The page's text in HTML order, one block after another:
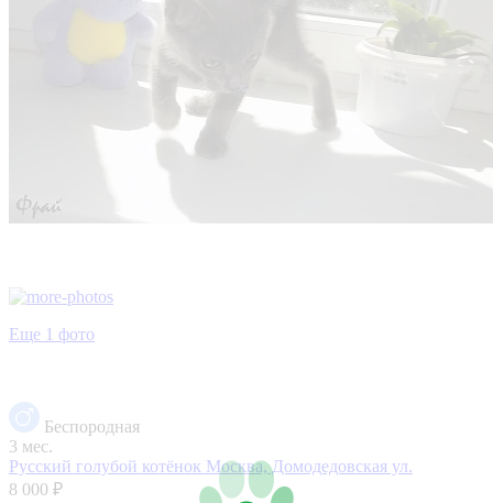
Еще 1 фото
Беспородная
3 мес.
Русский голубой котёнок Москва, Домодедовская ул.
8 000 ₽